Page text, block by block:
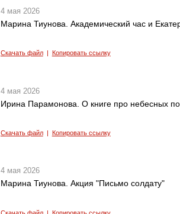
4 мая 2026
Марина Тиунова. Академический час и
Скачать файл| Копировать ссылку
4 мая 2026
Ирина Парамонова. О книге про небесных
Скачать файл| Копировать ссылку
4 мая 2026
Марина Тиунова. Акция "Письмо солдату"
Скачать файл| Копировать ссылку